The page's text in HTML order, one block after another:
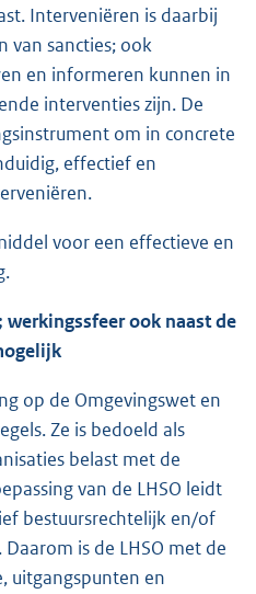
Interveniëren is daarbij
van sancties; ook
en informeren kunnen in
interventies zijn. De
om in concrete
effectief en
voor een effectieve en
ook naast de
op de Omgevingswet en
Ze is bedoeld als
belast met de
van de LHSO leidt
bestuursrechtelijk en/of
is de LHSO met de
uitgangspunten en